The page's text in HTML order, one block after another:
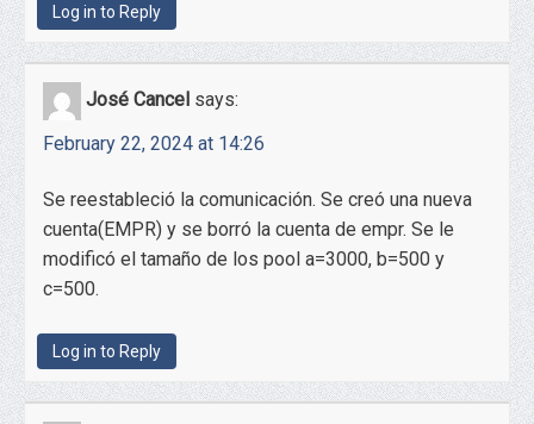
Log in to Reply
José Cancel says:
February 22, 2024 at 14:26
Se reestableció la comunicación. Se creó una nueva
cuenta(EMPR) y se borró la cuenta de empr. Se le
modificó el tamaño de los pool a=3000, b=500 y
c=500.
Log in to Reply